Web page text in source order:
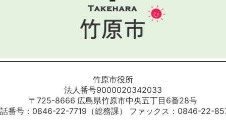
竹原市役所
法人番号9000020342033
〒725-8666 広島県竹原市中央五丁目6番28号
番号：0846-22-7719（総務課） ファックス：0846-22-